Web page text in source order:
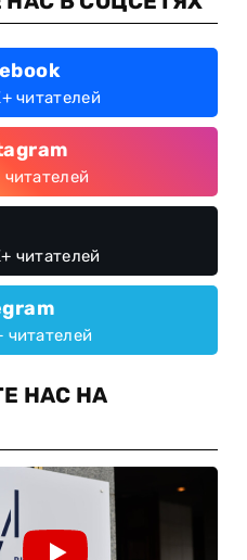
читателей
читателей
читателей
читателей
НАС НА